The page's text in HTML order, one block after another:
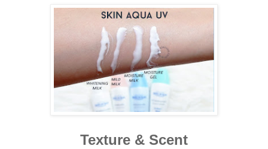
Texture & Scent